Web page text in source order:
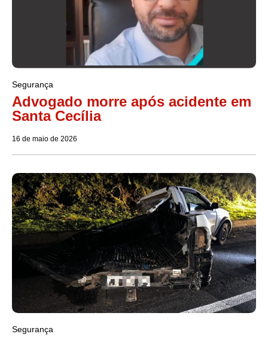
Segurança
Advogado morre após acidente em
Santa Cecília
16 de maio de 2026
Segurança